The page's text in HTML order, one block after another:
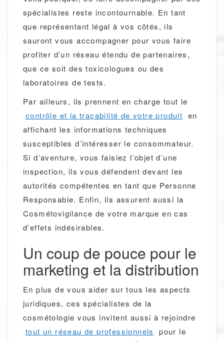
spécialistes reste incontournable. En tant
que représentant légal à vos côtés, ils
sauront vous accompagner pour vous faire
profiter d’un réseau étendu de partenaires,
que ce soit des toxicologues ou des
laboratoires de tests.
Par ailleurs, ils prennent en charge tout le
contrôle et la traçabilité de votre produit en
affichant les informations techniques
susceptibles d’intéresser le consommateur.
Si d’aventure, vous faisiez l’objet d’une
inspection, ils vous défendent devant les
autorités compétentes en tant que Personne
Responsable. Enfin, ils assurent aussi la
Cosmétovigilance de votre marque en cas
d’effets indésirables.
Un coup de pouce pour le
marketing et la distribution
En plus de vous aider sur tous les aspects
juridiques, ces spécialistes de la
cosmétologie vous invitent aussi à rejoindre
tout un réseau de professionnels
pour le